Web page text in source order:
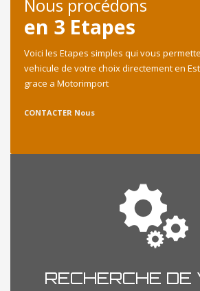
Nous procédons
en 3 Etapes
Voici les Etapes simples qui vous
vehicule de votre choix directement en
grace a Motorimport
CONTACTER Nous
RECHERCHE DE